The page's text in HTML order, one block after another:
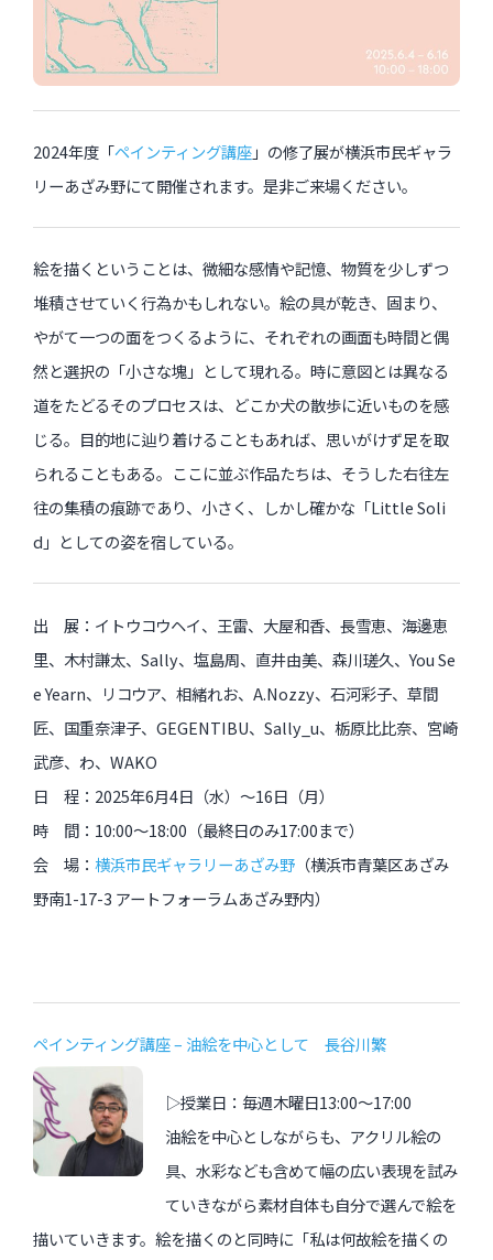
展覧会アーカイブ
座談会
連載・コラム
未分類
近日開催のイベント・オープン講座・展覧会
イベント
オープン講座
過去のイベント
過去のオープン講座
過去の展覧会
配信中のオンライン講座
全ての記事ページ
2024年度「ペインティング講座」の修了展が横浜市民ギャラ
リーあざみ野にて開催されます。是非ご来場ください。
絵を描くということは、微細な感情や記憶、物質を少しずつ
堆積させていく行為かもしれない。絵の具が乾き、固まり、
やがて一つの面をつくるように、それぞれの画面も時間と偶
然と選択の「小さな塊」として現れる。時に意図とは異なる
道をたどるそのプロセスは、どこか犬の散歩に近いものを感
じる。目的地に辿り着けることもあれば、思いがけず足を取
られることもある。ここに並ぶ作品たちは、そうした右往左
往の集積の痕跡であり、小さく、しかし確かな「Little Soli
d」としての姿を宿している。
出 展：イトウコウヘイ、王雷、大屋和香、長雪恵、海邊恵
里、木村謙太、Sally、塩島周、直井由美、森川瑳久、You Se
e Yearn、リコウア、相緒れお、A.Nozzy、石河彩子、草間
匠、国重奈津子、GEGENTIBU、Sally_u、栃原比比奈、宮崎
武彦、わ、WAKO
日 程：2025年6月4日（水）〜16日（月）
時 間：10:00〜18:00（最終日のみ17:00まで）
会 場： 横浜市民ギャラリーあざみ野 （横浜市青葉区あざみ
野南1-17-3 アートフォーラムあざみ野内）
ペインティング講座 – 油絵を中心として 長谷川繁
▷授業日：毎週木曜日13:00〜17:00
油絵を中心としながらも、アクリル絵の
具、水彩なども含めて幅の広い表現を試み
ていきながら素材自体も自分で選んで絵を
描いていきます。絵を描くのと同時に「私は何故絵を描くの